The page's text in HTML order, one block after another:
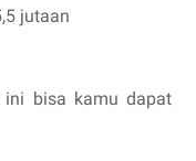
jutaan
ini bisa kamu dapat